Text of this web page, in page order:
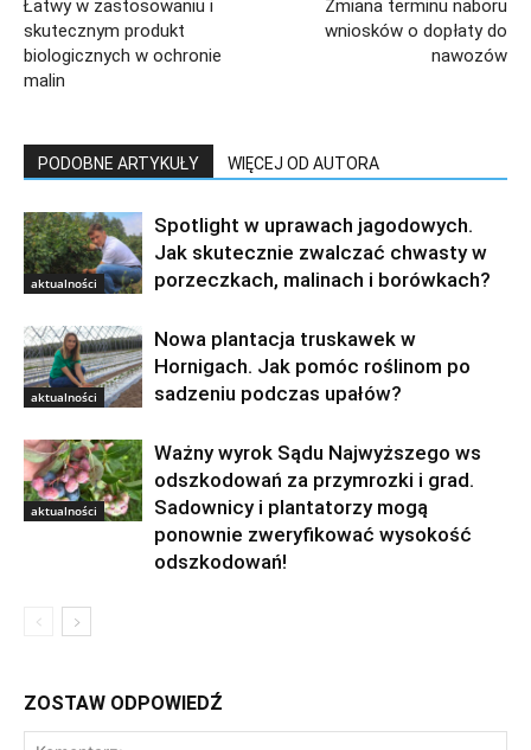
Łatwy w zastosowaniu i
skutecznym produkt
biologicznych w ochronie
malin
Zmiana terminu naboru
wniosków o dopłaty do
nawozów
PODOBNE ARTYKUŁY WIĘCEJ OD AUTORA
aktualności
Spotlight w uprawach jagodowych.
Jak skutecznie zwalczać chwasty w
porzeczkach, malinach i borówkach?
aktualności
Nowa plantacja truskawek w
Hornigach. Jak pomóc roślinom po
sadzeniu podczas upałów?
aktualności
Ważny wyrok Sądu Najwyższego ws
odszkodowań za przymrozki i grad.
Sadownicy i plantatorzy mogą
ponownie zweryfikować wysokość
odszkodowań!
ZOSTAW ODPOWIEDŹ